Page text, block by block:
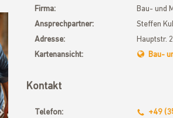
Firma:
Bau- und
Ansprechpartner:
Steffen
Adresse:
Hauptstr.
Kartenansicht:
Bau-
Kontakt
Telefon:
+49